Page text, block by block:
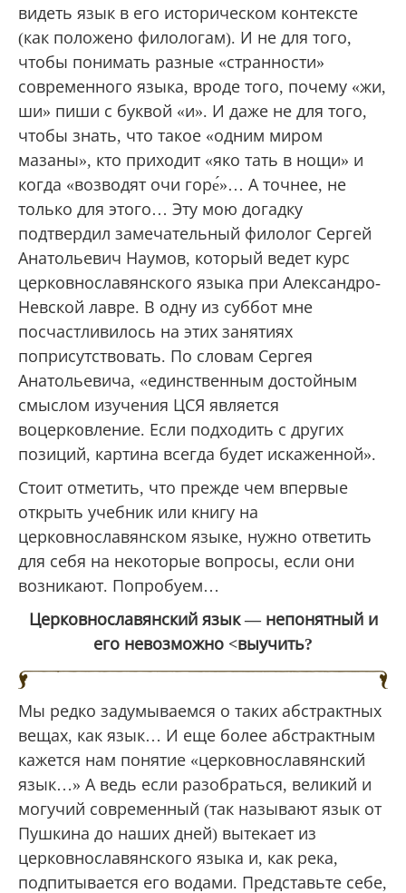
видеть язык в его историческом контексте
(как положено филологам). И не для того,
чтобы понимать разные «странности»
современного языка, вроде того, почему «жи,
ши» пиши с буквой «и». И даже не для того,
чтобы знать, что такое «одним миром
мазаны», кто приходит «яко тать в нощи» и
когда «возводят очи горе́»… А точнее, не
только для этого… Эту мою догадку
подтвердил замечательный филолог Сергей
Анатольевич Наумов, который ведет курс
церковнославянского языка при Александро-
Невской лавре. В одну из суббот мне
посчастливилось на этих занятиях
поприсутствовать. По словам Сергея
Анатольевича, «единственным достойным
смыслом изучения ЦСЯ является
воцерковление. Если подходить с других
позиций, картина всегда будет искаженной».
Стоит отметить, что прежде чем впервые
открыть учебник или книгу на
церковнославянском языке, нужно ответить
для себя на некоторые вопросы, если они
возникают. Попробуем…
Церковнославянский язык — непонятный и
его невозможно <выучить?
Мы редко задумываемся о таких абстрактных
вещах, как язык… И еще более абстрактным
кажется нам понятие «церковнославянский
язык…» А ведь если разобраться, великий и
могучий современный (так называют язык от
Пушкина до наших дней) вытекает из
церковнославянского языка и, как река,
подпитывается его водами. Представьте себе,